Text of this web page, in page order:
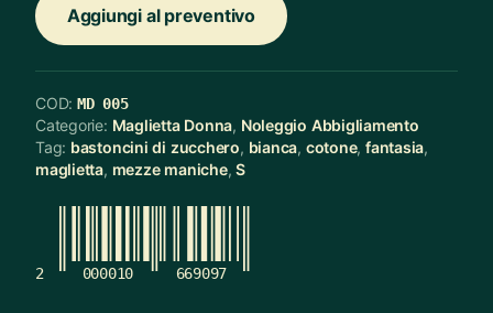
Aggiungi al preventivo
COD: MD 005
Categorie: Maglietta Donna, Noleggio Abbigliamento
Tag: bastoncini di zucchero, bianca, cotone, fantasia,
maglietta, mezze maniche,S
2 000010 669097